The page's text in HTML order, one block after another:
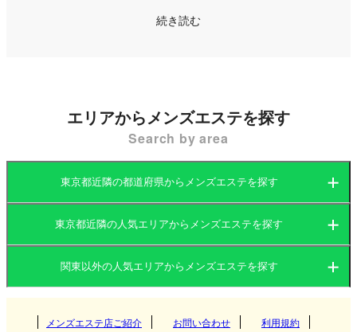
が点在し、地元住民や若者に愛されています。ま
このような三軒茶屋には、隠れ家的なメンズエステ
店が多く、特にリラックスと癒しを求める方に人気
です。駅近のマンション型メンズエステ店が中心
で、落ち着いた空間で施術を受けられるお店が多い
のが特徴です。また、隠れ家的な雰囲気を活かした
おしゃれでこだわりのある施術スペースも多く、日
常を忘れて癒しを堪能できます。
続き読む
エリアからメンズエステを探す
Search by area
東京都近隣の都道府県からメンズエステを探す
茨城県 群馬県
栃木県 東京都
神奈川県 千葉県
東京都近隣の人気エリアからメンズエステを探す
つくば 群馬県
関東以外の人気エリアからメンズエステを探す
関西
メンズエステ店ご紹介 お問い合わせ 利用規約